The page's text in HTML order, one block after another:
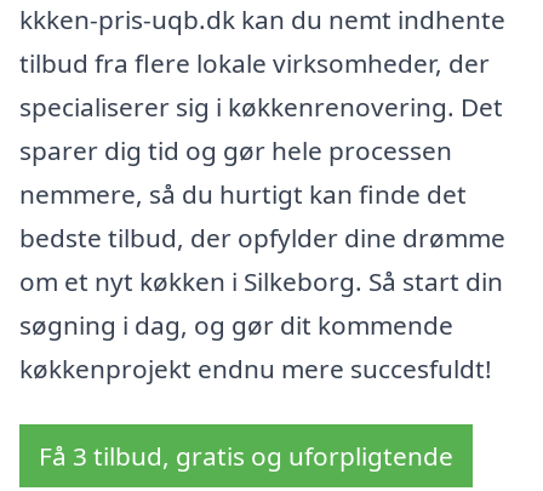
kkken-pris-uqb.dk kan du nemt indhente
tilbud fra flere lokale virksomheder, der
specialiserer sig i køkkenrenovering. Det
sparer dig tid og gør hele processen
nemmere, så du hurtigt kan finde det
bedste tilbud, der opfylder dine drømme
om et nyt køkken i Silkeborg. Så start din
søgning i dag, og gør dit kommende
køkkenprojekt endnu mere succesfuldt!
Få 3 tilbud, gratis og uforpligtende